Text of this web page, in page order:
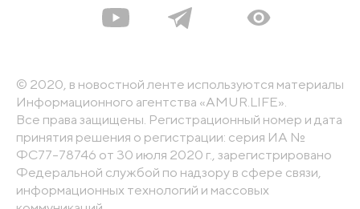
© 2020, в новостной ленте используются материалы
Информационного агентства «AMUR.LIFE».
Все права защищены. Регистрационный номер и дата
принятия решения о регистрации: серия ИА №
ФС77-78746 от 30 июля 2020 г., зарегистрировано
Федеральной службой по надзору в сфере связи,
информационных технологий и массовых